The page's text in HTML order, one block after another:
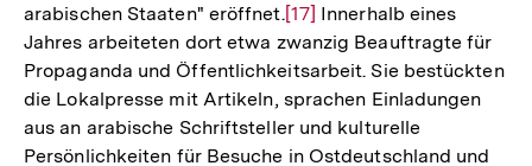
arabischen Staaten" eröffnet.Zur
Auflösung
der
Fußnote
[17] Innerhalb eines
Jahres arbeiteten dort etwa zwanzig Beauftragte für
Propaganda und Öffentlichkeitsarbeit. Sie bestückten
die Lokalpresse mit Artikeln, sprachen Einladungen
aus an arabische Schriftsteller und kulturelle
Persönlichkeiten für Besuche in Ostdeutschland und